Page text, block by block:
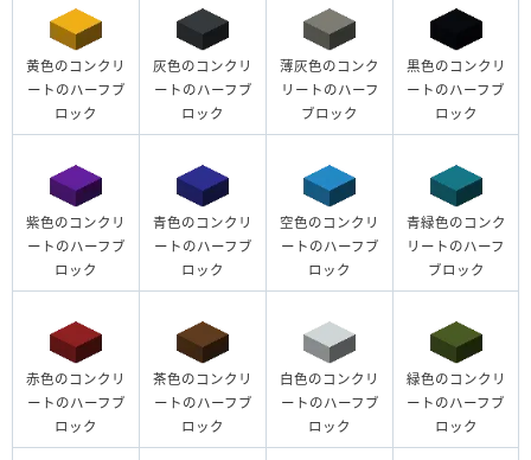
黄色のコンクリ
ートのハーフブ
ロック
灰色のコンクリ
ートのハーフブ
ロック
薄灰色のコンク
リートのハーフ
ブロック
黒色のコンクリ
ートのハーフブ
ロック
紫色のコンクリ
ートのハーフブ
ロック
青色のコンクリ
ートのハーフブ
ロック
空色のコンクリ
ートのハーフブ
ロック
青緑色のコンク
リートのハーフ
ブロック
赤色のコンクリ
ートのハーフブ
ロック
茶色のコンクリ
ートのハーフブ
ロック
白色のコンクリ
ートのハーフブ
ロック
緑色のコンクリ
ートのハーフブ
ロック